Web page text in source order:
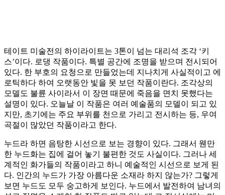
테이트 미술전의 하이라이트는 3톤이 넘는 대리석 조각 ‘키
스’이다. 로댕 작품이다. 특별 공간에 조명을 받으며 전시되어
있다. 한 부호의 요청으로 만들었는데 지나치게 사실적이고 에
로틱하다 하여 오랫동안 빛을 못 보던 작품이란다. 조각상의
모델도 불륜 사이라서 이 장면 때문에 죽음을 면치 못했다는
설명이 있다. 오늘날 이 작품은 여러 예술품의 모델이 되고 있
지만, 초기에는 주요 부위를 천으로 가리고 전시하는 등, 우여
곡절이 많았던 작품이라고 한다.
누드라 하면 음탕한 시선으로 보는 경향이 있다. 그래서 웬만
한 누드화는 집에 걸어 놓기 불편한 것도 사실이다. 그러나 세
계적인 화가들의 작품이라고 하니 예술적인 시선으로 보게 된
다. 인간의 누드가 가장 아름다운 소재라 하지 않는가? 그렇게
보면 누드도 모두 숭고하게 보인다. 누드에서 발전하여 남녀의